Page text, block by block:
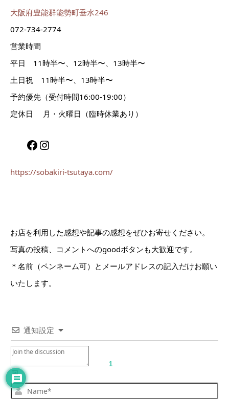
大阪府豊能群能勢町垂水246
072-734-2774
営業時間
平日 11時半〜、12時半〜、13時半〜
土日祝 11時半〜、13時半〜
予約優先（受付時間16:00-19:00）
定休日 月・火曜日（臨時休業あり）
Facebook
Instagram
https://sobakiri-tsutaya.com/
お店を利用した感想や記事の感想をぜひお寄せください。
写真の投稿、コメントへのgoodボタンも大歓迎です。
＊名前（ペンネーム可）とメールアドレスの記入だけお願い
いたします。
通知設定
1